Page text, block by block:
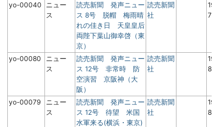
yo-00040
ニュー
ス
読売新聞 発声ニュー
ス 8号 脱帽 梅雨晴
れの佳き日 天皇皇后
両陛下葉山御幸啓（東
京）
読売新聞
社
7
yo-00080
ニュー
ス
読売新聞 発声ニュー
ス 12号 非常時 防
空演習 京阪神（大
阪）
読売新聞
社
8
yo-00079
ニュー
ス
読売新聞 発声ニュー
ス 12号 待望 米国
水軍来る(横浜・東京)
読売新聞
社
8